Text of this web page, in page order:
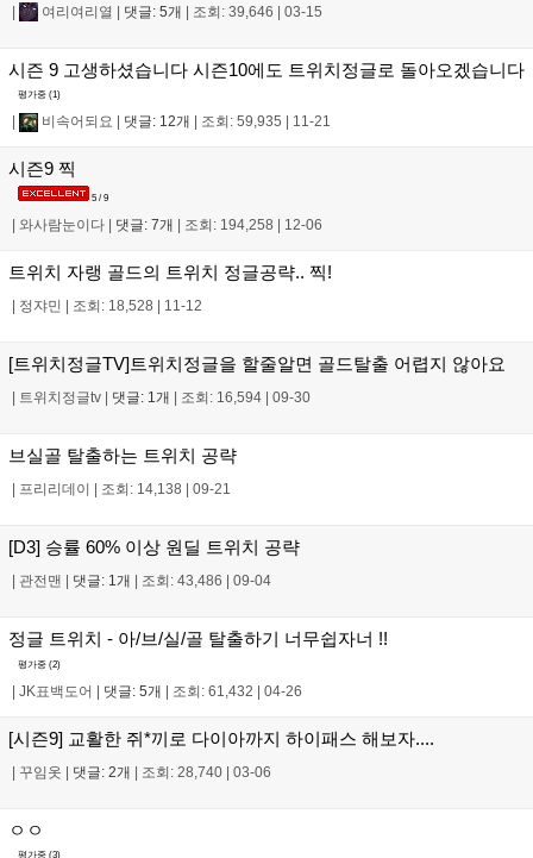
| 여리여리열 | 댓글: 5개 | 조회: 39,646 | 03-15
시즌 9 고생하셨습니다 시즌10에도 트위치정글로 돌아오겠습니다
평가중 (1)
| 비속어되요 | 댓글: 12개 | 조회: 59,935 | 11-21
시즌9 찍
5 / 9
와사람눈이다 댓글: 7개 조회: 194,258 12-06
트위치 자랭 골드의 트위치 정글공략.. 찍!
정쟈민 조회: 18,528 11-12
[트위치정글TV]트위치정글을 할줄알면 골드탈출 어렵지 않아요
트위치정글tv 댓글: 1개 조회: 16,594 09-30
브실골 탈출하는 트위치 공략
프리리데이 조회: 14,138 09-21
[D3] 승률 60% 이상 원딜 트위치 공략
관전맨 댓글: 1개 조회: 43,486 09-04
정글 트위치 - 아/브/실/골 탈출하기 너무쉽자너 !!
평가중 (2)
| JK표백도어 | 댓글: 5개 | 조회: 61,432 | 04-26
[시즌9] 교활한 쥐*끼로 다이아까지 하이패스 해보자....
| 꾸임옷 | 댓글: 2개 | 조회: 28,740 | 03-06
ㅇㅇ
평가중 (3)